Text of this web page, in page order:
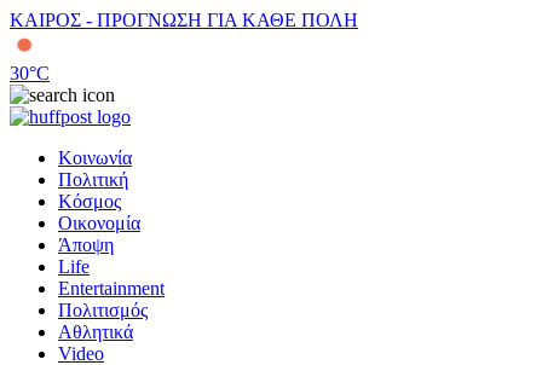
ΚΑΙΡΟΣ - ΠΡΟΓΝΩΣΗ ΓΙΑ ΚΑΘΕ ΠΟΛΗ
30°C
Κοινωνία
Πολιτική
Κόσμος
Οικονομία
Άποψη
Life
Entertainment
Πολιτισμός
Αθλητικά
Video